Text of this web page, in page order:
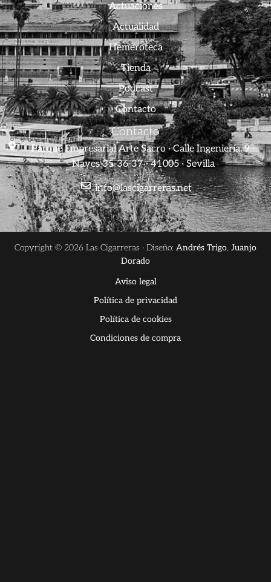
Actuaciones
Actualidad
Hemeroteca
Tienda
Podcast
Contacto
Contacto
Parque Empresarial Arte Sacro · Calle Ingeniería, 9 ·
Naves 35-36-37 · 41005 · Sevilla
info@lascigarreras.net
Copyright © 2026 Las Cigarreras · Diseño: Andrés Trigo, Juanjo
Dorado
Aviso legal
Política de privacidad
Política de cookies
Condiciones de compra